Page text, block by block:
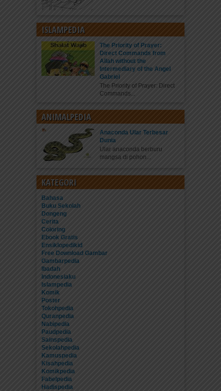
ISLAMPEDIA
The Priority of Prayer:
Direct Commands from
Allah without the
Intermediary of the Angel
Gabriel
The Priority of Prayer: Direct
Commands...
ANIMALPEDIA
Anaconda Ular Terbesar
Dunia
Ular anaconda berburu
mangsa di pohon...
KATEGORI
Bahasa
Buku Sekolah
Dongeng
Cerita
Coloring
Ebook Gratis
Ensiklopedikid
Free Download Gambar
Gambarpedia
Ibadah
Indonesiaku
Islampedia
Komik
Poster
Tokohpedia
Quranpedia
Nabipedia
Paudpedia
Sainspedia
Sekolahpedia
Kamuspedia
Kisahpedia
Komikpedia
Fabelpedia
Hadispedia